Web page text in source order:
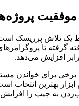
یک تلاش پرریسک
گرفته تا
افزایش می‌دهد.
برخی برای خواندن
بهترین انتخاب
به چیپ را